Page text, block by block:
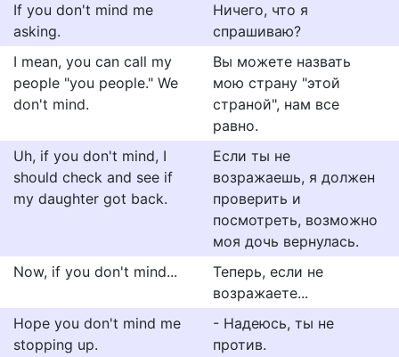
If you don't mind me
asking.
Ничего, что я
спрашиваю?
I mean, you can call my
people "you people." We
don't mind.
Вы можете назвать
мою страну "этой
страной", нам все
равно.
Uh, if you don't mind, I
should check and see if
my daughter got back.
Если ты не
возражаешь, я должен
проверить и
посмотреть, возможно
моя дочь вернулась.
Now, if you don't mind...
Теперь, если не
возражаете...
Hope you don't mind me
stopping up.
- Надеюсь, ты не
против.